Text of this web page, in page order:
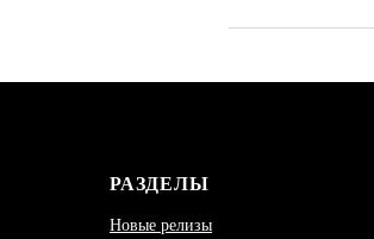
РАЗДЕЛЫ
Новые релизы